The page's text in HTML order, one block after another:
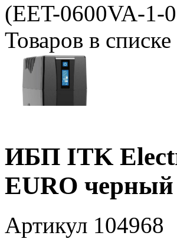
(EET-0600VA-1-
Товаров в
ИБП ITK
EURO черный
Артикул 104968